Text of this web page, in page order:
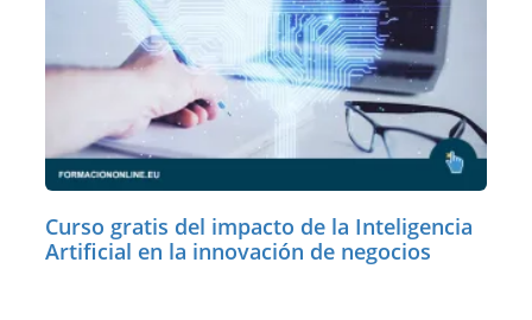
Curso gratis del impacto de la Inteligencia
Artificial en la innovación de negocios